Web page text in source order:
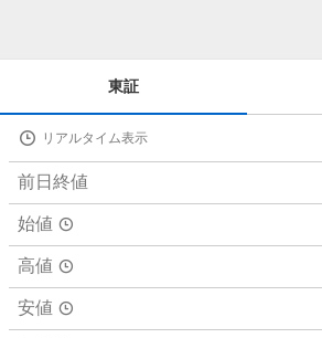
詳
値
東証
リアルタイム表示
前日終値
始値
高値
安値